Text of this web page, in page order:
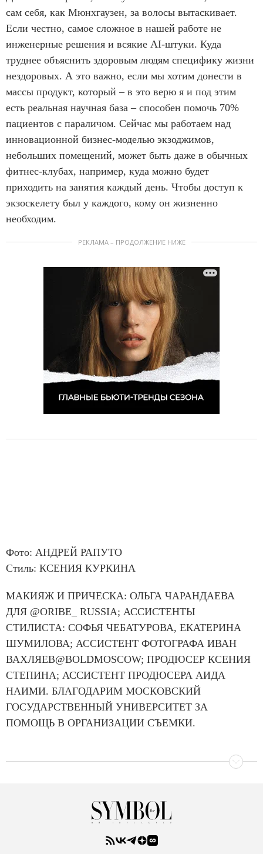
сам себя, как Мюнхгаузен, за волосы вытаскивает.
Если честно, самое сложное в нашей работе не
инженерные решения и всякие AI-штуки. Куда
труднее объяснить здоровым людям специфику жизни
нездоровых. А это важно, если мы хотим донести в
массы продукт, который – в это верю я и под этим
есть реальная научная база – способен помочь 70%
пациентов с параличом. Сейчас мы работаем над
инновационной бизнес-моделью экзоджимов,
небольших помещений, может быть даже в обычных
фитнес-клубах, например, куда можно будет
приходить на занятия каждый день. Чтобы доступ к
экзоскелету был у каждого, кому он жизненно
необходим.
РЕКЛАМА – ПРОДОЛЖЕНИЕ НИЖЕ
Фото: АНДРЕЙ РАПУТО
Стиль: КСЕНИЯ КУРКИНА
МАКИЯЖ И ПРИЧЕСКА: ОЛЬГА ЧАРАНДАЕВА
ДЛЯ @ORIBE_ RUSSIA; АССИСТЕНТЫ
СТИЛИСТА: СОФЬЯ ЧЕБАТУРОВА, ЕКАТЕРИНА
ШУМИЛОВА; АССИСТЕНТ ФОТОГРАФА ИВАН
ВАХЛЯЕВ@BOLDMOSCOW; ПРОДЮСЕР КСЕНИЯ
СТЕПИНА; АССИСТЕНТ ПРОДЮСЕРА АИДА
НАИМИ. БЛАГОДАРИМ МОСКОВСКИЙ
ГОСУДАРСТВЕННЫЙ УНИВЕРСИТЕТ ЗА
ПОМОЩЬ В ОРГАНИЗАЦИИ СЪЕМКИ.